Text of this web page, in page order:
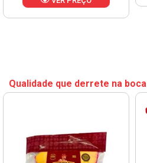
Qualidade que derrete na boca